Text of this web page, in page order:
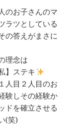
のお子さんのマ
ラツとしている
の答えがまさに
理念は
】ステキ
人目２人目のお
験しその経験か
ドを確立させる
(笑)